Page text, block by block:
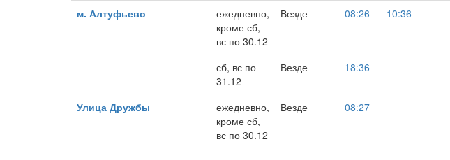
м. Алтуфьево
ежедневно,
кроме сб,
вс по 30.12
Везде 08:26 10:36
сб, вс по
31.12
Везде 18:36
Улица Дружбы
ежедневно,
кроме сб,
вс по 30.12
Везде 08:27